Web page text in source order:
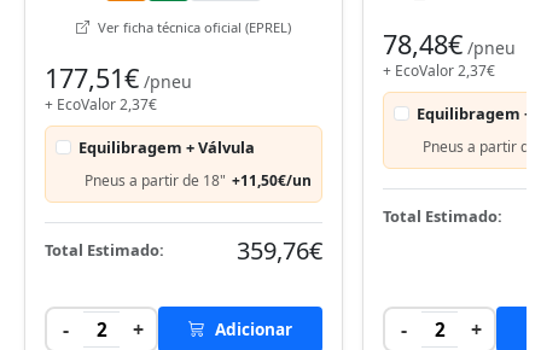
Ver ficha técnica oficial (EPREL)
177,51€ /pneu
+ EcoValor 2,37€
Equilibragem + Válvula
Pneus a partir de 18" +11,50€/un
Total Estimado: 359,76€
- 2 + Adicionar
78,48€ /pneu
+ EcoValor 2,37€
Equilibragem +
Pneus a partir
Total Estimado:
- 2 +